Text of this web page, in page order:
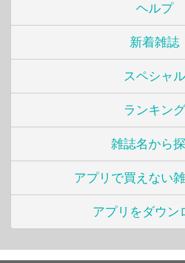
ヘルプ
新着雑誌
スペシャル
ランキング
雑誌名から
アプリで買えない
アプリをダウン